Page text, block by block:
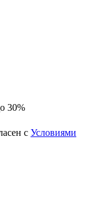
30%
с Условиями